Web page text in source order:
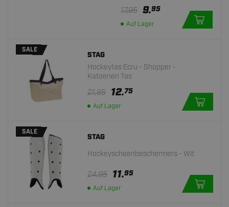
17,95 9.95
Auf Lager
SALE
STAG
Hockeytas Ecru - Shopper -
Katoenen Tas
21,95 12.75
Auf Lager
SALE
STAG
Hockeyscheenbeschermers - Wit
24,95 11.95
Auf Lager